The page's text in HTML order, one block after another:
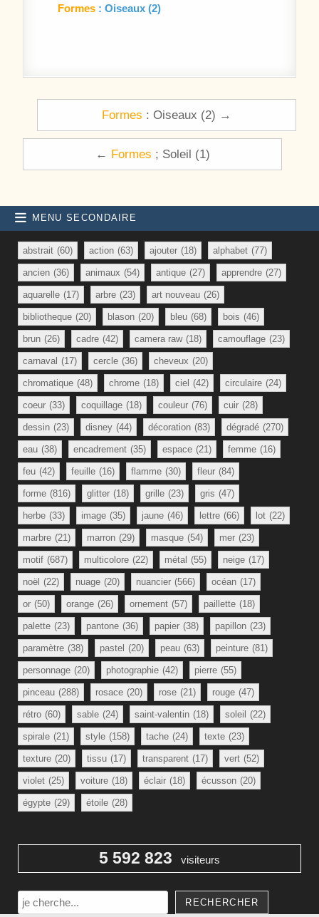
Formes : Oiseaux (2)
Navigation de l’article
Formes : Oiseaux (2) →
← Formes ; Soleil (1)
MENU SECONDAIRE
abstrait (60) action (63) ajouter (18) alphabet (77)
ancien (36) animaux (54) antique (27) apprendre (27)
aquarelle (17) arbre (23) art nouveau (26)
bibliotheque (20) blason (20) bleu (68) bois (46)
brun (26) cadre (42) camera raw (18) camouflage (23)
carnaval (17) cercle (36) cheveux (20)
chromatique (48) chrome (18) ciel (42) circulaire (24)
coeur (33) coquillage (18) couleur (76) cuir (28)
dessin (23) disney (44) décoration (83) dégradé (270)
eau (38) encadrement (35) espace (21) femme (16)
feu (42) feuille (16) flamme (30) fleur (84)
forme (816) glitter (18) grille (23) gris (47)
herbe (33) image (35) jaune (46) lettre (66) lot (22)
marbre (21) marron (29) masque (54) mer (23)
motif (687) multicolore (22) métal (55) neige (17)
noël (22) nuage (20) nuancier (566) océan (17)
or (50) orange (26) ornement (57) paillette (18)
palette (23) pantone (36) papier (38) papillon (23)
paramètre (38) pastel (20) peau (63) peinture (81)
personnage (20) photographie (42) pierre (55)
pinceau (288) rosace (20) rose (21) rouge (47)
rétro (60) sable (24) saint-valentin (18) soleil (22)
spirale (21) style (158) tache (24) texte (23)
texture (20) tissu (17) transparent (17) vert (52)
violet (25) voiture (18) éclair (18) écusson (20)
égypte (29) étoile (28)
5 592 823 visiteurs
Rechercher
RECHERCHER